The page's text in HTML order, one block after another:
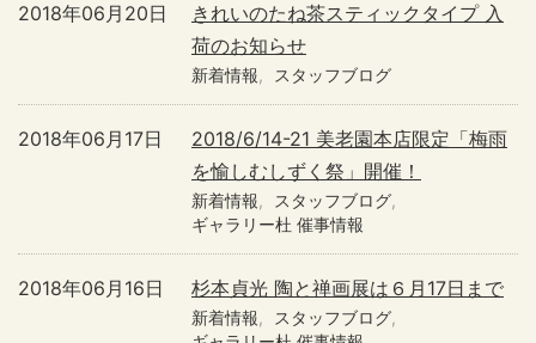
きれいのたね茶スティックタイプ 入
荷のお知らせ
2018年06月20日
新着情報 スタッフブログ
2018/6/14-21 美老園本店限定「梅雨
を愉しむしずく祭」開催！
2018年06月17日
新着情報
スタッフブログ
ギャラリー杜 催事情報
杉本貞光 陶と禅画展は６月17日まで
2018年06月16日
新着情報
スタッフブログ